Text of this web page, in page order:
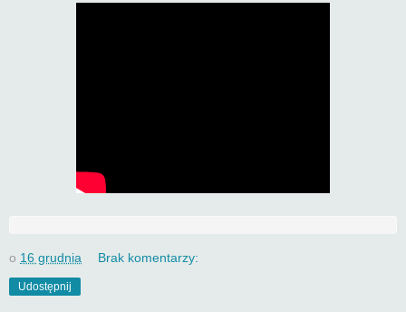
o 16 grudnia Brak komentarzy:
Udostępnij